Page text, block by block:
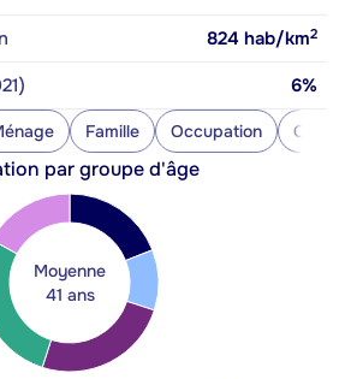
824 hab/km2
6%
Famille Occupation
par groupe d'âge
Moyenne
41 ans